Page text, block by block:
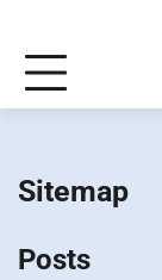
content
Sitemap
Posts